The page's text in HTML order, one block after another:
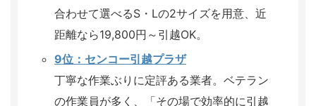
合わせて選べるS・Lの2サイズを用意、近
距離なら19,800円～引越OK。
9位：センコー引越プラザ
丁寧な作業ぶりに定評ある業者。ベテラン
の作業員が多く、「その場で効率的に引越